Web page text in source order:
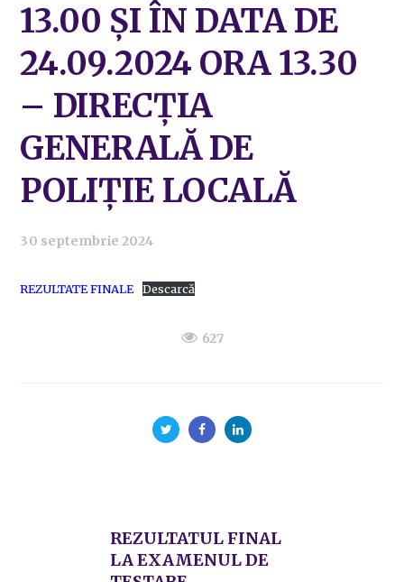
13.00 ȘI ÎN DATA DE
24.09.2024 ORA 13.30
– DIRECȚIA
GENERALĂ DE
POLIȚIE LOCALĂ
30 septembrie 2024
REZULTATE FINALE Descarcă
627
REZULTATUL FINAL
LA EXAMENUL DE